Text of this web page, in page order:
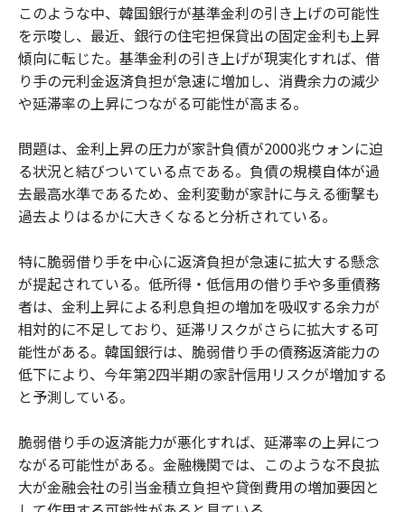
このような中、韓国銀行が基準金利の引き上げの可能性
を示唆し、最近、銀行の住宅担保貸出の固定金利も上昇
傾向に転じた。基準金利の引き上げが現実化すれば、借
り手の元利金返済負担が急速に増加し、消費余力の減少
や延滞率の上昇につながる可能性が高まる。
問題は、金利上昇の圧力が家計負債が2000兆ウォンに迫
る状況と結びついている点である。負債の規模自体が過
去最高水準であるため、金利変動が家計に与える衝撃も
過去よりはるかに大きくなると分析されている。
特に脆弱借り手を中心に返済負担が急速に拡大する懸念
が提起されている。低所得・低信用の借り手や多重債務
者は、金利上昇による利息負担の増加を吸収する余力が
相対的に不足しており、延滞リスクがさらに拡大する可
能性がある。韓国銀行は、脆弱借り手の債務返済能力の
低下により、今年第2四半期の家計信用リスクが増加する
と予測している。
脆弱借り手の返済能力が悪化すれば、延滞率の上昇につ
ながる可能性がある。金融機関では、このような不良拡
大が金融会社の引当金積立負担や貸倒費用の増加要因と